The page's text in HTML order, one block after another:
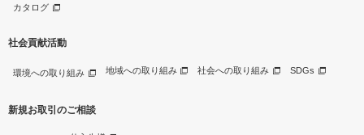
カタログ
社会貢献活動
環境への取り組み 地域への取り組み 社会への取り組み SDGs
新規お取引のご相談